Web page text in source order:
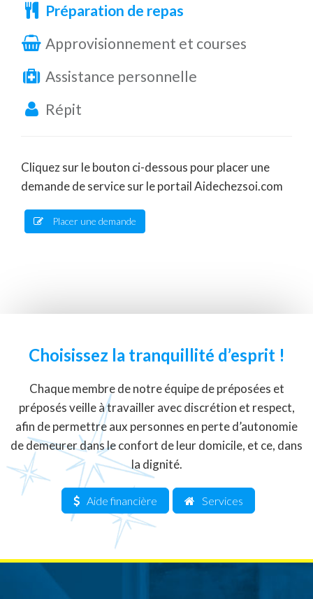
Préparation de repas
Approvisionnement et courses
Assistance personnelle
Répit
Cliquez sur le bouton ci-dessous pour placer une
demande de service sur le portail Aidechezsoi.com
Placer une demande
Choisissez la tranquillité d’esprit !
Chaque membre de notre équipe de préposées et
préposés veille à travailler avec discrétion et respect,
afin de permettre aux personnes en perte d’autonomie
de demeurer dans le confort de leur domicile, et ce, dans
la dignité.
Aide financière Services